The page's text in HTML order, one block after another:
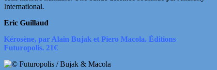
International.
Eric Guillaud
Kérosène, par Alain Bujak et Piero Macola. Éditions
Futuropolis. 21€